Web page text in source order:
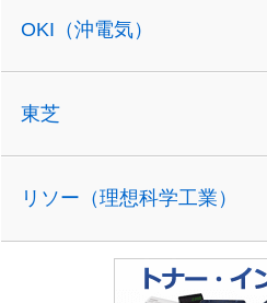
OKI（沖電気）
東芝
リソー（理想科学工業）